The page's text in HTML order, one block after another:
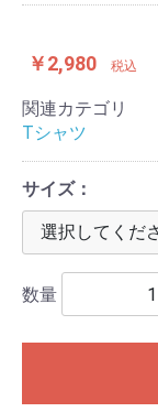
￥2,980 税込
関連カテゴリ
Tシャツ
サイズ：
数量